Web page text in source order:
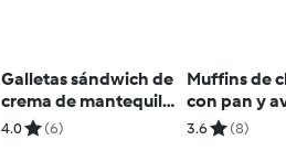
Galletas sándwich de
crema de mantequilla
de cacahuetes
4.0 (6)
Muffins de
con pan y
3.6 (8)